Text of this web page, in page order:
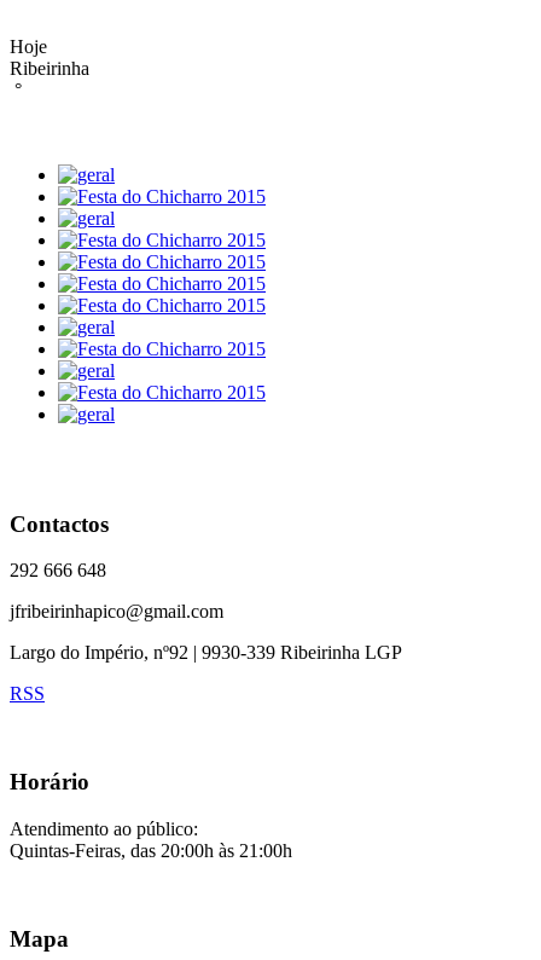
Hoje
Ribeirinha
°
Contactos
292 666 648
jfribeirinhapico@gmail.com
Largo do Império, nº92 | 9930-339 Ribeirinha LGP
RSS
Horário
Atendimento ao público:
Quintas-Feiras, das 20:00h às 21:00h
Mapa